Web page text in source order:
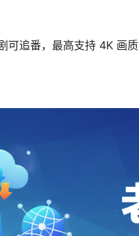
可追番，最高支持 4K 画质